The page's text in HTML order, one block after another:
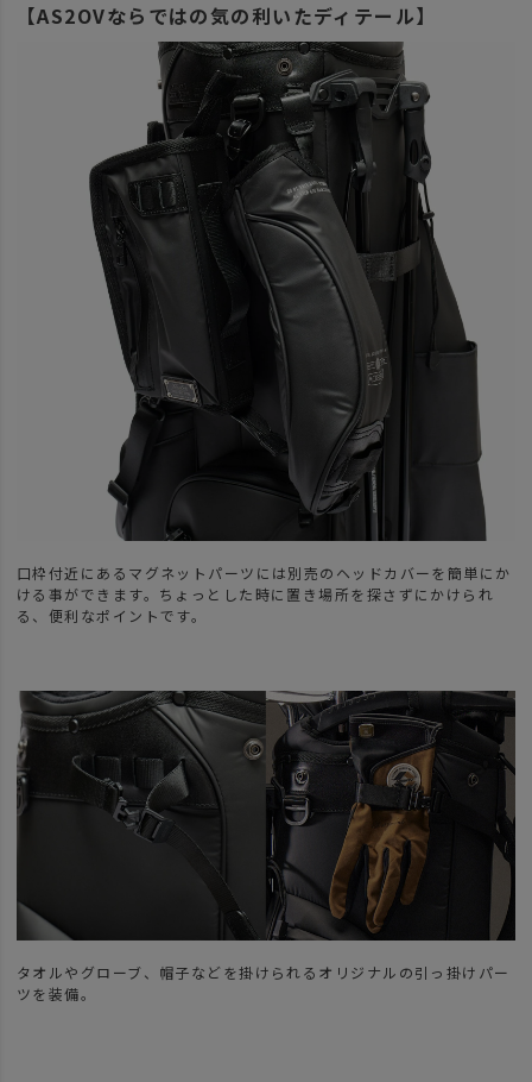
【AS2OVならではの気の利いたディテール】
口枠付近にあるマグネットパーツには別売のヘッドカバーを簡単にか
ける事ができます。ちょっとした時に置き場所を探さずにかけられ
る、便利なポイントです。
タオルやグローブ、帽子などを掛けられるオリジナルの引っ掛けパー
ツを装備。